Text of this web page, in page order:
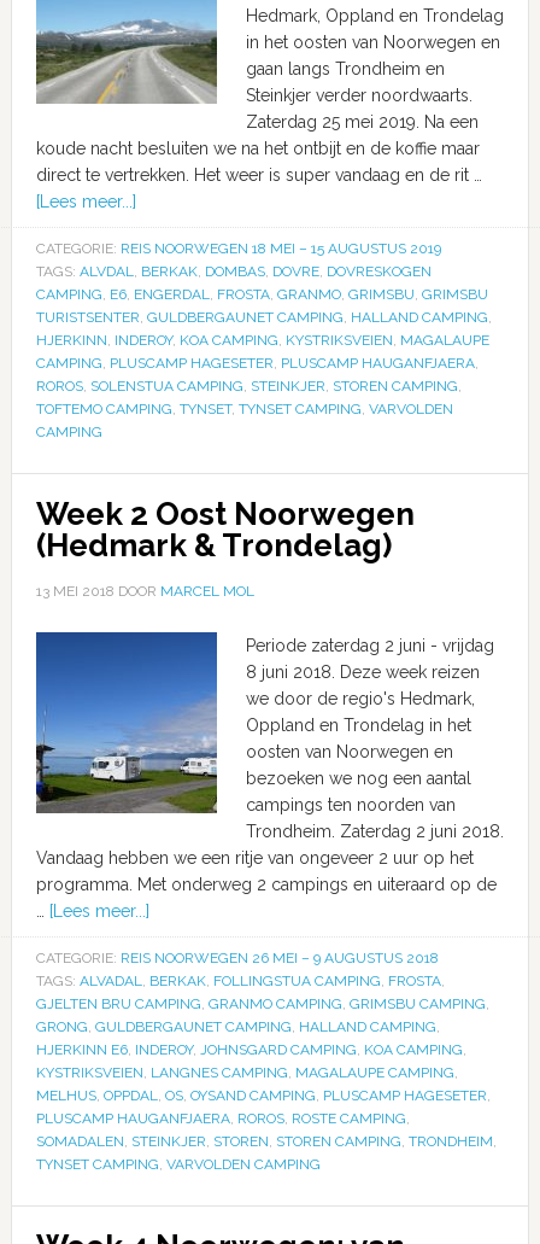
Hedmark, Oppland en Trondelag
in het oosten van Noorwegen en
gaan langs Trondheim en
Steinkjer verder noordwaarts.
Zaterdag 25 mei 2019. Na een
koude nacht besluiten we na het ontbijt en de koffie maar
direct te vertrekken. Het weer is super vandaag en de rit …
[Lees meer...]
CATEGORIE: REIS NOORWEGEN 18 MEI – 15 AUGUSTUS 2019
TAGS: ALVDAL, BERKAK, DOMBAS, DOVRE, DOVRESKOGEN
CAMPING, E6, ENGERDAL, FROSTA, GRANMO, GRIMSBU, GRIMSBU
TURISTSENTER, GULDBERGAUNET CAMPING, HALLAND CAMPING,
HJERKINN, INDEROY, KOA CAMPING, KYSTRIKSVEIEN, MAGALAUPE
CAMPING, PLUSCAMP HAGESETER, PLUSCAMP HAUGANFJAERA,
ROROS, SOLENSTUA CAMPING, STEINKJER, STOREN CAMPING,
TOFTEMO CAMPING, TYNSET, TYNSET CAMPING, VARVOLDEN
CAMPING
Week 2 Oost Noorwegen
(Hedmark & Trondelag)
13 MEI 2018 DOOR MARCEL MOL
Periode zaterdag 2 juni - vrijdag
8 juni 2018. Deze week reizen
we door de regio's Hedmark,
Oppland en Trondelag in het
oosten van Noorwegen en
bezoeken we nog een aantal
campings ten noorden van
Trondheim. Zaterdag 2 juni 2018.
Vandaag hebben we een ritje van ongeveer 2 uur op het
programma. Met onderweg 2 campings en uiteraard op de
[Lees meer...]
CATEGORIE: REIS NOORWEGEN 26 MEI – 9 AUGUSTUS 2018
TAGS: ALVADAL, BERKAK, FOLLINGSTUA CAMPING, FROSTA,
GJELTEN BRU CAMPING, GRANMO CAMPING, GRIMSBU CAMPING,
GRONG, GULDBERGAUNET CAMPING, HALLAND CAMPING,
HJERKINN E6, INDEROY, JOHNSGARD CAMPING, KOA CAMPING,
KYSTRIKSVEIEN, LANGNES CAMPING, MAGALAUPE CAMPING,
MELHUS, OPPDAL, OS, OYSAND CAMPING, PLUSCAMP HAGESETER,
PLUSCAMP HAUGANFJAERA, ROROS, ROSTE CAMPING,
SOMADALEN, STEINKJER, STOREN, STOREN CAMPING, TRONDHEIM,
TYNSET CAMPING, VARVOLDEN CAMPING